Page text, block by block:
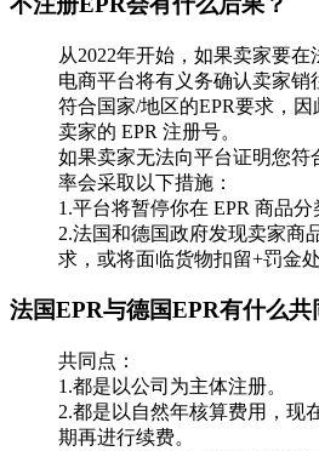
从2022年开始，如果卖家要在
电商平台将有义务确认卖家
符合国家/地区的EPR要求，
卖家的 EPR 注册号。
如果卖家无法向平台证明您符
率会采取以下措施：
1.平台将暂停你在 EPR 商品分
2.法国和德国政府发现卖家商
求，或将面临货物扣留+罚金处
法国EPR与德国EPR有什么共
共同点：
1.都是以公司为主体注册。
2.都是以自然年核算费用，现
期再进行续费。